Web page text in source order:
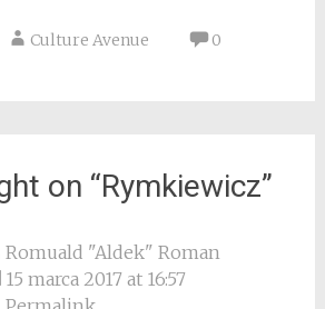
Culture Avenue
0
on “Rymkiewicz”
Romuald "Aldek" Roman
15 marca 2017 at 16:57